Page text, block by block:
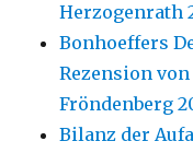
Herzogenrath
Bonhoeffers
Rezension
Fröndenberg
Bilanz der